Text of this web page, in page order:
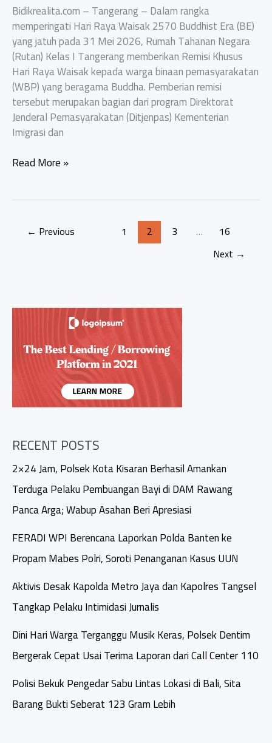
Bidikrealita.com – Tangerang – Dalam rangka
memperingati Hari Raya Waisak 2570 Buddhist Era (BE)
yang jatuh pada 31 Mei 2026, Rumah Tahanan Negara
(Rutan) Kelas I Tangerang memberikan Remisi Khusus
Hari Raya Waisak kepada warga binaan pemasyarakatan
(WBP) yang beragama Buddha. Pemberian remisi
tersebut merupakan bagian dari program Direktorat
Jenderal Pemasyarakatan (Ditjenpas) Kementerian
Imigrasi dan
Remisi
2570
Rutan
Tangerang
Read More »
← Previous 1 2 3 …
16
Next →
RECENT POSTS
2×24 Jam, Polsek Kota Kisaran Berhasil Amankan
Terduga Pelaku Pembuangan Bayi di DAM Rawang
Panca Arga; Wabup Asahan Beri Apresiasi
FERADI WPI Berencana Laporkan Polda Banten ke
Propam Mabes Polri, Soroti Penanganan Kasus UUN
Aktivis Desak Kapolda Metro Jaya dan Kapolres Tangsel
Tangkap Pelaku Intimidasi Jurnalis
Dini Hari Warga Terganggu Musik Keras, Polsek Dentim
Bergerak Cepat Usai Terima Laporan dari Call Center 110
Polisi Bekuk Pengedar Sabu Lintas Lokasi di Bali, Sita
Barang Bukti Seberat 123 Gram Lebih